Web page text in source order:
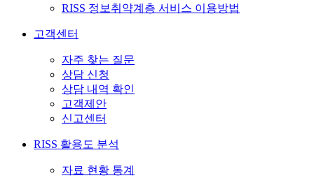
RISS 정보취약계층 서비스 이용방법
고객센터
자주 찾는 질문
상담 신청
상담 내역 확인
고객제안
신고센터
RISS 활용도 분석
자료 현황 통계